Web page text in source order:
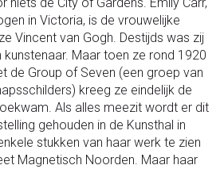
niets de City of Gardens. Emily Carr,
in Victoria, is de vrouwelijke
Vincent van Gogh. Destijds was zij
Maar toen ze rond 1920
de Group of Seven (een groep van
kreeg ze eindelijk de
Als alles meezit wordt er dit
gehouden in de Kunsthal in
stukken van haar werk te zien
Magnetisch Noorden. Maar haar